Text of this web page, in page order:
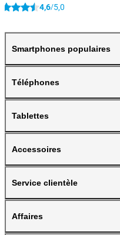
4,6/5,0
Smartphones populaires
Téléphones
Tablettes
Accessoires
Service clientèle
Affaires